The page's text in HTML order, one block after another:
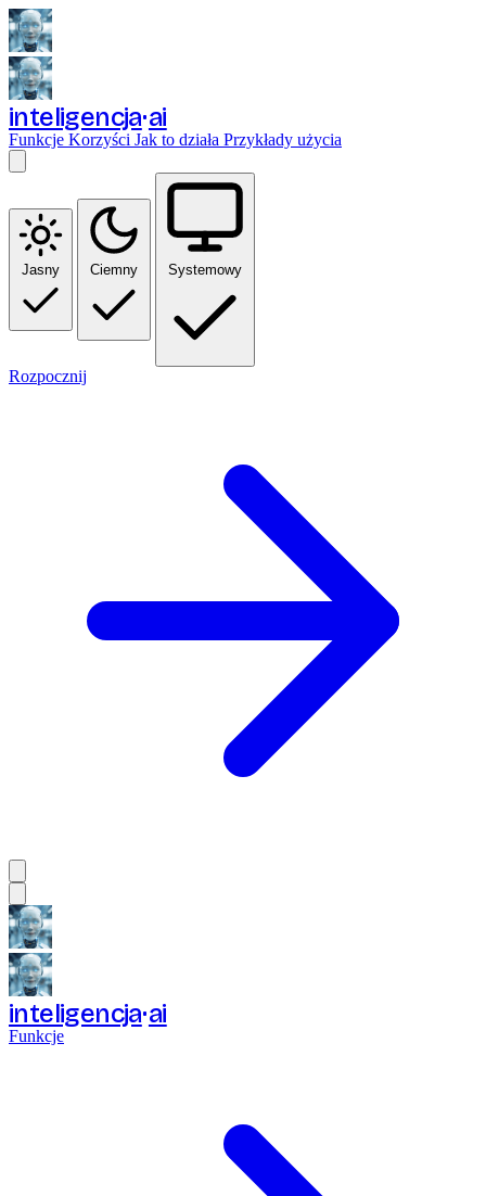
inteligencja ai
Funkcje Korzyści Jak to działa Przykłady użycia
Jasny Ciemny Systemowy
Rozpocznij
inteligencja ai
Funkcje